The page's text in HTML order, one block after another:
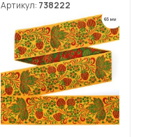
Артикул: 738222